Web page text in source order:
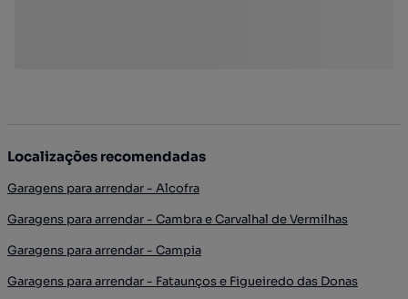
Localizações recomendadas
Garagens para arrendar - Alcofra
Garagens para arrendar - Cambra e Carvalhal de Vermilhas
Garagens para arrendar - Campia
Garagens para arrendar - Fataunços e Figueiredo das Donas